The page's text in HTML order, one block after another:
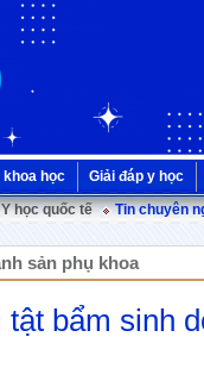
khoa học
Giải đáp y học
Y học quốc tế
Tin chuyên
sản phụ khoa
bẩm sinh